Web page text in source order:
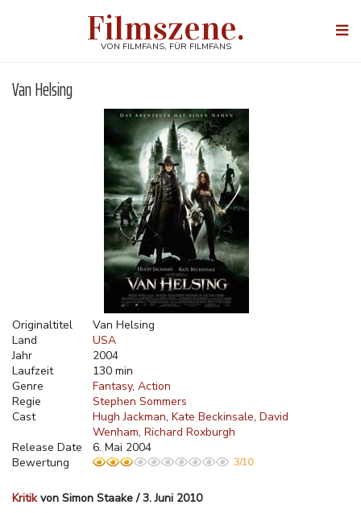
Filmszene.
VON FILMFANS, FÜR FILMFANS
Van Helsing
Originaltitel
Van Helsing
Land
USA
Jahr
2004
Laufzeit
130 min
Genre
Fantasy Action
Regie
Stephen Sommers
Cast
Hugh Jackman Kate Beckinsale David
Wenham Richard Roxburgh
Release Date
6. Mai 2004
Bewertung
3/10
Kritikvon Simon Staake / 3. Juni 2010